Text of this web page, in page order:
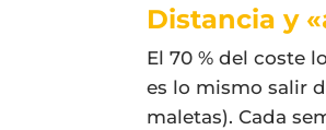
Distancia y
El 70 % del coste
es lo mismo salir
maletas). Cada